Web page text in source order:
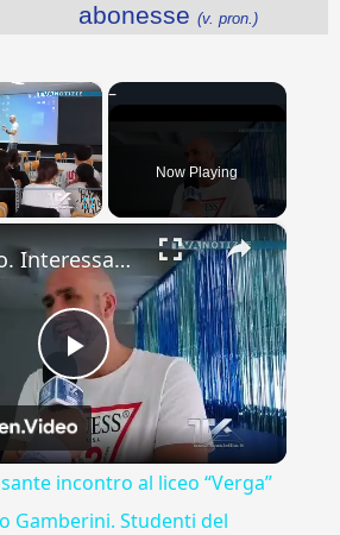
abonesse (v. pron.)
×
Now Playing
×
Play
Video
Adrano. Interessante incontro al liceo “Verga” con il prof. Fabio Gamberini. Studenti del Linguistic
incontro al liceo “Verga”
Gamberini. Studenti del